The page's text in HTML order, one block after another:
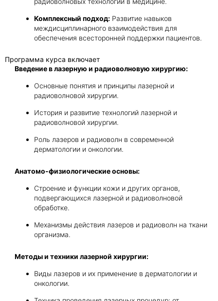
Комплексный подход: Развитие навыков
междисциплинарного взаимодействия для
обеспечения всесторонней поддержки пациентов.
Программа курса включает
Введение в лазерную и радиоволновую хирургию:
Основные понятия и принципы лазерной и
радиоволновой хирургии.
История и развитие технологий лазерной и
радиоволновой хирургии.
Роль лазеров и радиоволн в современной
дерматологии и онкологии.
Анатомо-физиологические основы:
Строение и функции кожи и других органов,
подвергающихся лазерной и радиоволновой
обработке.
Механизмы действия лазеров и радиоволн на ткани
организма.
Методы и техники лазерной хирургии:
Виды лазеров и их применение в дерматологии и
онкологии.